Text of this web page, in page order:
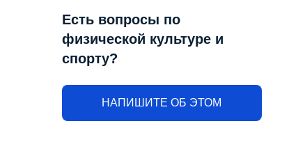
Есть вопросы по
физической культуре и
спорту?
НАПИШИТЕ ОБ ЭТОМ